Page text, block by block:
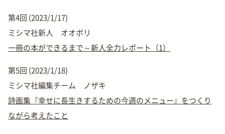
第4回 (2023/1/17)
ミシマ社新人 オオボリ
一冊の本ができるまで～新人全力レポート（1）
第5回 (2023/1/18)
ミシマ社編集チーム ノザキ
詩画集『幸せに長生きするための今週のメニュー』をつくり
ながら考えたこと